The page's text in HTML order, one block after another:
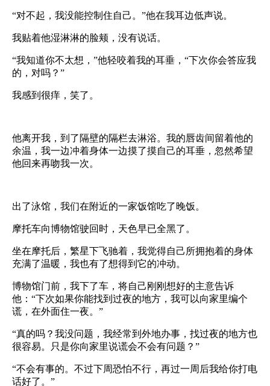
“对不起，我没能控制住自己。”他在我耳边低声说。
我贴着他湿淋淋的脸颊，没有说话。
“我知道你不太想，”他轻咬着我的耳垂，“下次你会答应我
的，对吗？”
我感到很痒，笑了。
他离开我，到了隔壁的隔栏去淋浴。我的唇齿间留着他的
余温，我一边冲着身体一边摸了摸自己的耳垂，忽然希望
他回来再吻我一次。
出了泳馆，我们在附近的一家饭馆吃了晚饭。
摩托车向博物馆驶回时，天色早已全黑了。
坐在摩托后，繁星下飞驰着，我觉得自己所拥抱着的身体
充满了温暖，我也有了想得到它的冲动。
博物馆门前，我下了车，将自己刚刚想好的主意告诉
他：“下次如果你能找到过夜的地方，我可以向家里编个
谎，在外面住一夜。”
“真的吗？我没问题，我经常到外地办事，找过夜的地方也
很容易。只是你向家里说谎会不会有问题？”
“不会有事的。不过下周恐怕不行，再过一周后我给你打电
话好了。”